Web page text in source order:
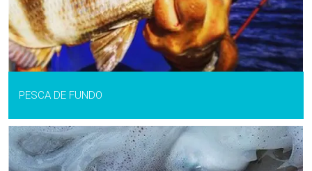
PESCA DE FUNDO